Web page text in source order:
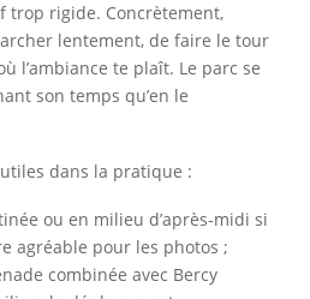
trop rigide. Concrètement,
lentement, de faire le tour
l’ambiance te plaît. Le parc se
son temps qu’en le
dans la pratique :
ou en milieu d’après-midi si
agréable pour les photos ;
combinée avec Bercy